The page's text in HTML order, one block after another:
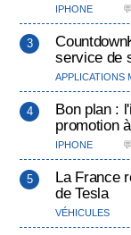
IPHONE
service de
APPLICATIONS
Bon plan :
promotion
IPHONE
La France
de Tesla
VÉHICULES